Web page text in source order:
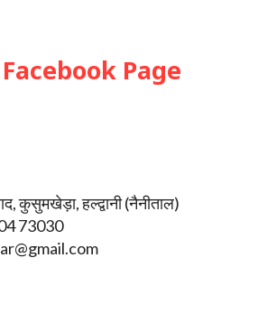
Page
कुसुमखेड़ा, हल्द्वानी (नैनीताल)
73030